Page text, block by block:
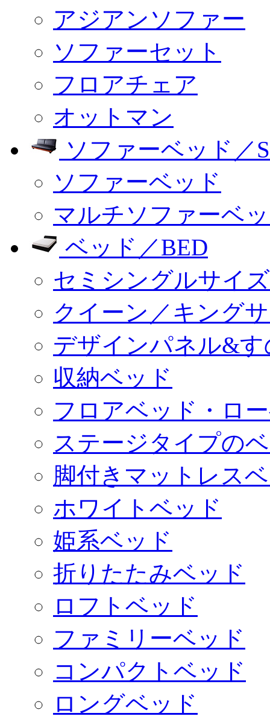
アジアンソファー
ソファーセット
フロアチェア
オットマン
ソファーベッド／
ソファーベッド
マルチソファーベ
ベッド／BED
セミシングルサイ
クイーン／キング
デザインパネル&
収納ベッド
フロアベッド・ロ
ステージタイプの
脚付きマットレス
ホワイトベッド
姫系ベッド
折りたたみベッド
ロフトベッド
ファミリーベッド
コンパクトベッド
ロングベッド